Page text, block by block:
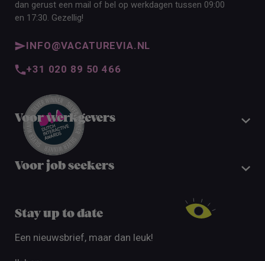
dan gerust een mail of bel op werkdagen tussen 09:00
en 17:30. Gezellig!
INFO@VACATUREVIA.NL
+31 020 89 50 466
Voor werkgevers
Voor job seekers
Stay up to date
Een nieuwsbrief, maar dan leuk!